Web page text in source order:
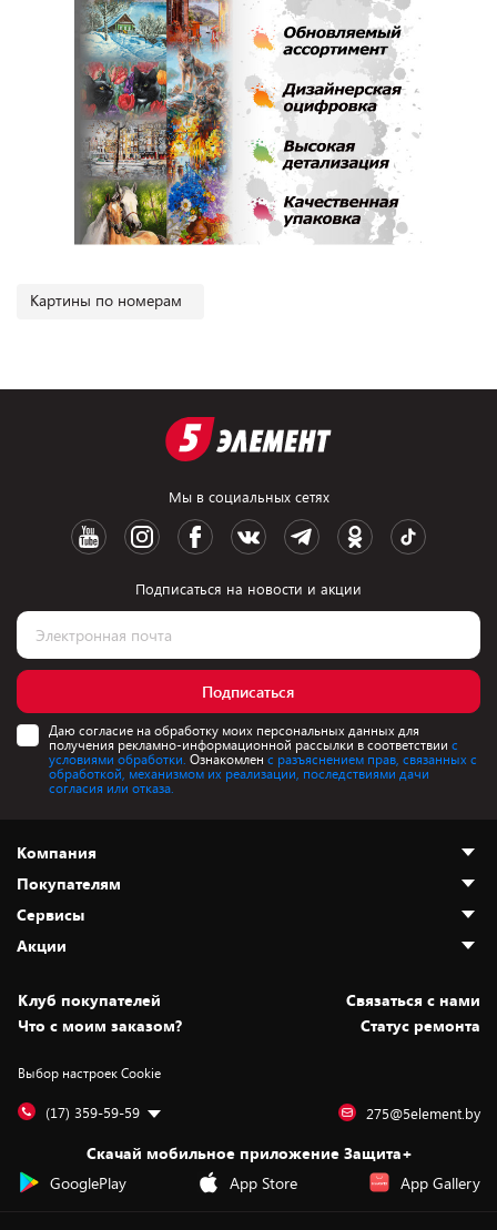
Картины по номерам
Мы в социальных сетях
Подписаться на новости и акции
Подписаться
Даю согласие на обработку моих персональных данных для
получения рекламно-информационной рассылки в соответствии с
условиями обработки. Ознакомлен с разъяснением прав, связанных с
обработкой, механизмом их реализации, последствиями дачи
согласия или отказа.
Компания
О нас
Адреса магазинов
Новости
Статьи и обзоры
Вакансии
Дай пять добру!
Покупателям
Как сделать заказ
Оплата и доставка
Безналичный расчёт
Обмен и возврат товара
Обработка персональных данных
Подарочные карты
Сервисы
Установка техники
Для игровых консолей
Для мобильных устройств
Для компьютеров
Сервисные центры
Акции
Скидки и промокоды
Белорусские товары
Бонусы
Оплата частями
Новинки
Клуб покупателей
Cвязаться с нами
Что с моим заказом?
Статус ремонта
Выбор настроек Cookie
(17) 359-59-59 275@5element.by
Скачай мобильное приложение Защита+
GooglePlay
App Store App Gallery